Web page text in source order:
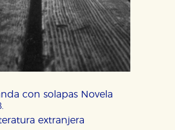
con solapas Novela
extranjera